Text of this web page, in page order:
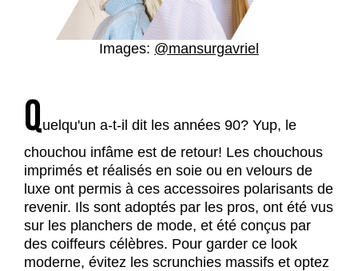
Images: @mansurgavriel
Quelqu'un a-t-il dit les années 90? Yup, le
chouchou infâme est de retour! Les chouchous
imprimés et réalisés en soie ou en velours de
luxe ont permis à ces accessoires polarisants de
revenir. Ils sont adoptés par les pros, ont été vus
sur les planchers de mode, et été conçus par
des coiffeurs célèbres. Pour garder ce look
moderne, évitez les scrunchies massifs et optez